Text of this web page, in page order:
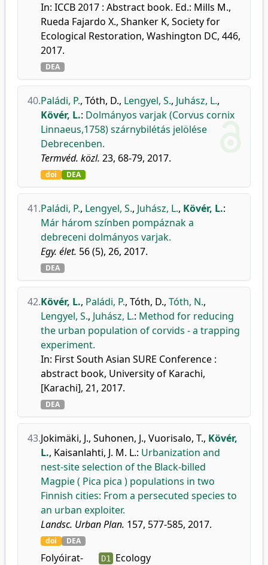
In: ICCB 2017 : Abstract book. Ed.: Mills M.,
Rueda Fajardo X., Shanker K, Society for
Ecological Restoration, Washington DC, 446,
2017.
DEA
40.Paládi, P., Tóth, D., Lengyel, S., Juhász, L.,
Kövér, L.: Dolmányos varjak (Corvus cornix
Linnaeus,1758) szárnybilétás jelölése
Debrecenben.
Termvéd. közl. 23, 68-79, 2017.
doi DEA
41.Paládi, P., Lengyel, S., Juhász, L., Kövér, L.:
Már három színben pompáznak a
debreceni dolmányos varjak.
Egy. élet. 56 (5), 26, 2017.
DEA
42.Kövér, L., Paládi, P., Tóth, D., Tóth, N.,
Lengyel, S., Juhász, L.: Method for reducing
the urban population of corvids - a trapping
experiment.
In: First South Asian SURE Conference :
abstract book, University of Karachi,
[Karachi], 21, 2017.
DEA
43.Jokimäki, J., Suhonen, J., Vuorisalo, T., Kövér,
L., Kaisanlahti, J. M. L.: Urbanization and
nest-site selection of the Black-billed
Magpie ( Pica pica ) populations in two
Finnish cities: From a persecuted species to
an urban exploiter.
Landsc. Urban Plan. 157, 577-585, 2017.
doi DEA
Folyóirat-
D1 Ecology